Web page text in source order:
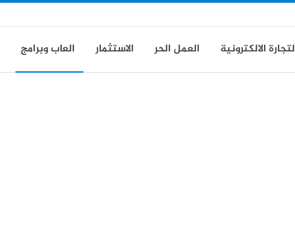
الالكترونية العمل الحر الاستثمار العاب وبرامج